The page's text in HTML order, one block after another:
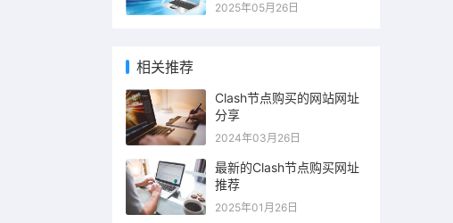
2025年05月26日
相关推荐
Clash节点购买的网站网址
分享
2024年03月26日
最新的Clash节点购买网址
推荐
2025年01月26日